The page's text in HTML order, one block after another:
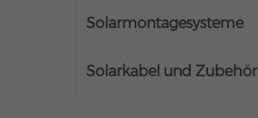
Solarmontagesysteme
Solarkabel und Zubehör